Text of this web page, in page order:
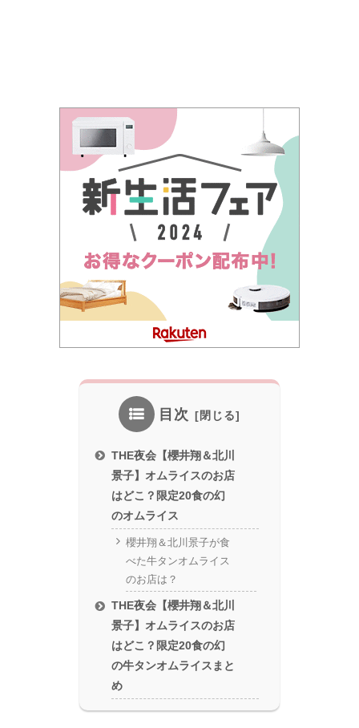
目次
THE夜会【櫻井翔＆北川
景子】オムライスのお店
はどこ？限定20食の幻
のオムライス
櫻井翔＆北川景子が食
べた牛タンオムライス
のお店は？
THE夜会【櫻井翔＆北川
景子】オムライスのお店
はどこ？限定20食の幻
の牛タンオムライスまと
め